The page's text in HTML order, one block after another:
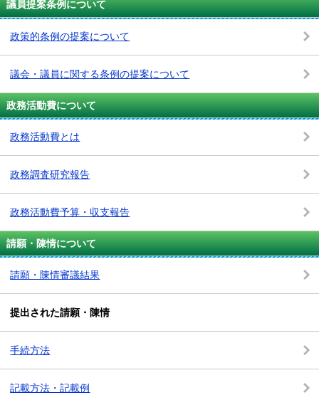
議員提案条例について
政策的条例の提案について
議会・議員に関する条例の提案について
政務活動費について
政務活動費とは
政務調査研究報告
政務活動費予算・収支報告
請願・陳情について
請願・陳情審議結果
提出された請願・陳情
手続方法
記載方法・記載例